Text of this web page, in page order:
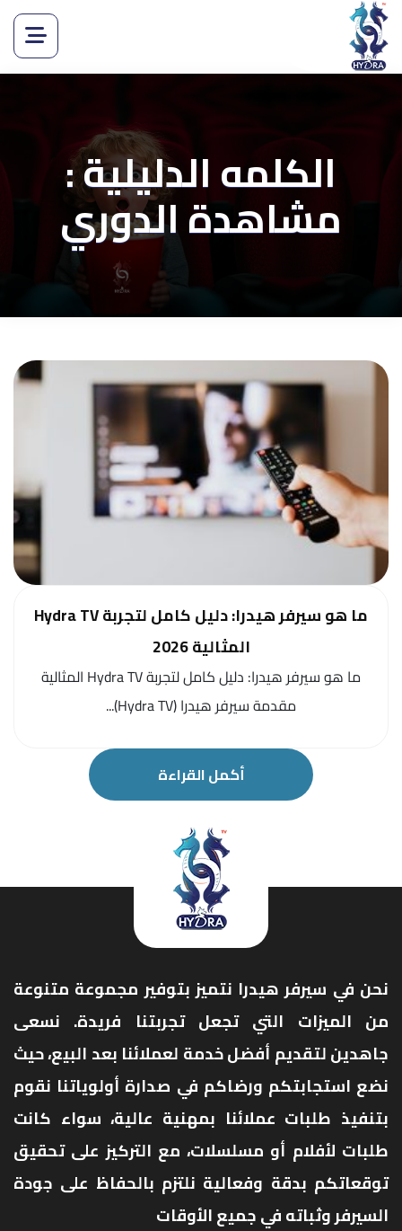
الكلمه الدليلية :
مشاهدة الدوري
ما هو سيرفر هيدرا: دليل كامل لتجربة Hydra TV
المثالية 2026
ما هو سيرفر هيدرا: دليل كامل لتجربة Hydra TV المثالية
مقدمة سيرفر هيدرا (Hydra TV)...
أكمل القراءة
نحن في سيرفر هيدرا نتميز بتوفير مجموعة متنوعة
من الميزات التي تجعل تجربتنا فريدة. نسعى
جاهدين لتقديم أفضل خدمة لعملائنا بعد البيع، حيث
نضع استجابتكم ورضاكم في صدارة أولوياتنا نقوم
بتنفيذ طلبات عملائنا بمهنية عالية، سواء كانت
طلبات لأفلام أو مسلسلات، مع التركيز على تحقيق
توقعاتكم بدقة وفعالية نلتزم بالحفاظ على جودة
السيرفر وثباته في جميع الأوقات